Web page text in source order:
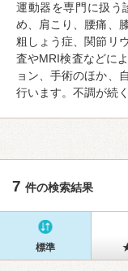
運動器を専門に扱う
め、肩こり、腰痛、
粗しょう症、関節リ
査やMRI検査などに
ョン、手術のほか、
行います。不調が続
7 件の検索結果
標準